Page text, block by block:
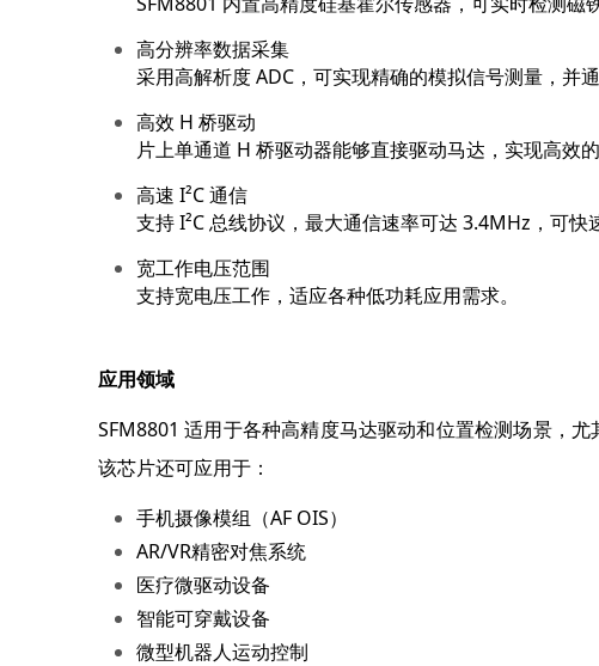
高分辨率数据采集
采用高解析度 ADC，可实现精确的模拟信号测量，并
高效 H 桥驱动
片上单通道 H 桥驱动器能够直接驱动马达，实现高效
高速 I²C 通信
支持 I²C 总线协议，最大通信速率可达 3.4MHz，可快
宽工作电压范围
支持宽电压工作，适应各种低功耗应用需求。
应用领域
SFM8801 适用于各种高精度马达驱动和位置检测场景，
该芯片还可应用于：
手机摄像模组（AF OIS）
AR/VR精密对焦系统
医疗微驱动设备
智能可穿戴设备
微型机器人运动控制